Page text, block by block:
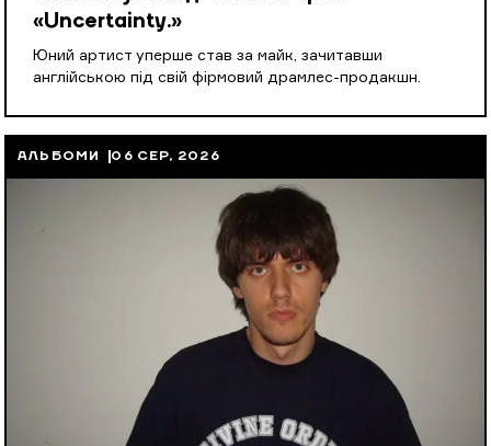
«Uncertainty.»
Юний артист уперше став за майк, зачитавши
англійською під свій фірмовий драмлес-продакшн.
АЛЬБОМИ 06 СЕР, 2026